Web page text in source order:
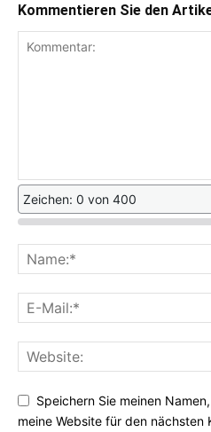
Kommentieren Sie den
Zeichen: 0 von 400
Speichern Sie meinen
meine Website für den nächsten